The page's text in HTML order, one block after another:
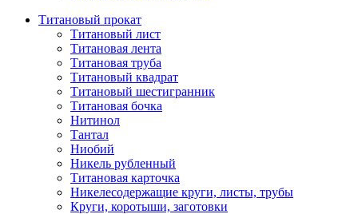
Титановый прокат
Титановый лист
Титановая лента
Титановая труба
Титановый квадрат
Титановый шестигранник
Титановая бочка
Нитинол
Тантал
Ниобий
Никель рубленный
Титановая карточка
Никелесодержащие круги, листы, трубы
Круги, коротыши, заготовки